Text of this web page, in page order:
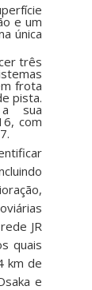
e um
única
três
frota
pista.
sua
com
JR
quais
km de
e